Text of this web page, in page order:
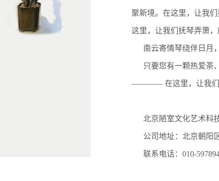
聚新境。在这里，让我
这里，让我们抚琴弄箫
南云寄情琴绕伴日月
只要您有一颗热爱茶
———— 在这里，让我们
北京陋室文化艺术科
公司地址：北京朝阳
联系电话：010-